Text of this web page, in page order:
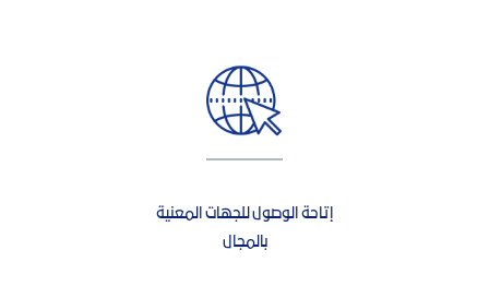
إتاحة الوصول للجهات المعنية
بالمجال